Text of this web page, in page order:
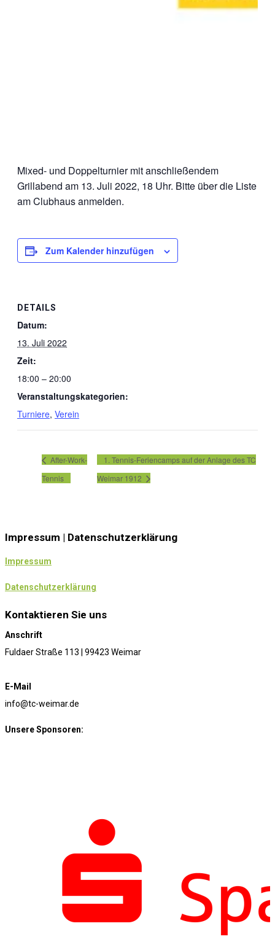
Mixed- und Doppelturnier mit anschließendem
Grillabend am 13. Juli 2022, 18 Uhr. Bitte über die Liste
am Clubhaus anmelden.
Zum Kalender hinzufügen
DETAILS
Datum:
13. Juli 2022
Zeit:
18:00 – 20:00
Veranstaltungskategorien:
Turniere, Verein
After-Work-
Tennis
1. Tennis-Feriencamps auf der Anlage des TC
Weimar 1912
Impressum | Datenschutzerklärung
Impressum
Datenschutzerklärung
Kontaktieren Sie uns
Anschrift
Fuldaer Straße 113 | 99423 Weimar
E-Mail
info@tc-weimar.de
Unsere Sponsoren: